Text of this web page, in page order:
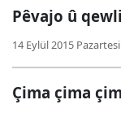
Pêvajo û
14 Eylül 2015
Çima çima